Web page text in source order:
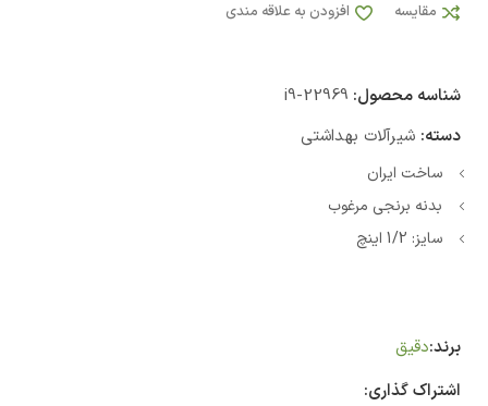
مقایسه افزودن به علاقه مندی
شناسه محصول: i9-22969
دسته: شیرآلات بهداشتی
ساخت ایران
بدنه برنجی مرغوب
سایز: 1/2 اینچ
برند:دقیق
اشتراک گذاری: